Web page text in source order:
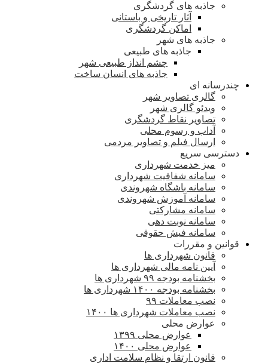
جاذبه های گردشگری
آثار تاریخی و باستانی
اماکن گردشگری
جاذبه های شهر
جاذبه های طبیعی
چشم انداز طبیعی شهر
جاذبه های انسان ساخت
چندرسانه ای
گالری تصاویر شهر
ویدئو گالری شهر
تصاویر نقاط گردشگری
آداب و رسوم محلی
ارسال فیلم و تصاویر مردمی
دسترسی سریع
میز خدمت شهرداری
سامانه شفافیت شهرداری
سامانه باشگاه شهروندی
سامانه آموزش شهروندی
سامانه مشارکتی
سامانه نوبت دهی
سامانه فیش حقوقی
قوانین و مقررات
قانون شهرداری ها
آیین نامه مالی شهرداری ها
بخشنامه بودجه ۹۹ شهرداری ها
بخشنامه بودجه ۱۴۰۰ شهرداری ها
نصب معاملات ۹۹
نصب معاملات شهرداری ها ۱۴۰۰
عوارض محلی
عوارض محلی ۱۳۹۹
عوارض محلی ۱۴۰۰
قانون ارتقا و نظام سلامت اداری